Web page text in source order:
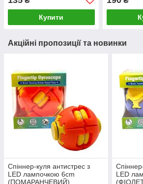
[tsi295460-TSI]
Купити
TSI]
Акційні пропозиції та новинки
Спіннер-куля антистрес з
LED лампочкою 6cm
(ПОМАРАНЧЕВИЙ)
LED